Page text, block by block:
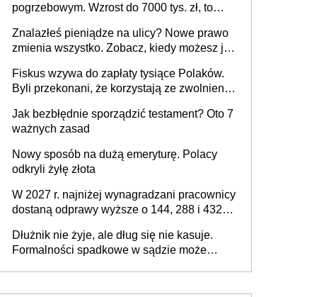
pogrzebowym. Wzrost do 7000 tys. zł, to
Znalazłeś pieniądze na ulicy? Nowe prawo
zmienia wszystko. Zobacz, kiedy możesz je
Fiskus wzywa do zapłaty tysiące Polaków.
Byli przekonani, że korzystają ze zwolnienia
Jak bezbłędnie sporządzić testament? Oto 7
ważnych zasad
Nowy sposób na dużą emeryturę. Polacy
odkryli żyłę złota
W 2027 r. najniżej wynagradzani pracownicy
dostaną odprawy wyższe o 144, 288 i 432
Dłużnik nie żyje, ale dług się nie kasuje.
Formalności spadkowe w sądzie może